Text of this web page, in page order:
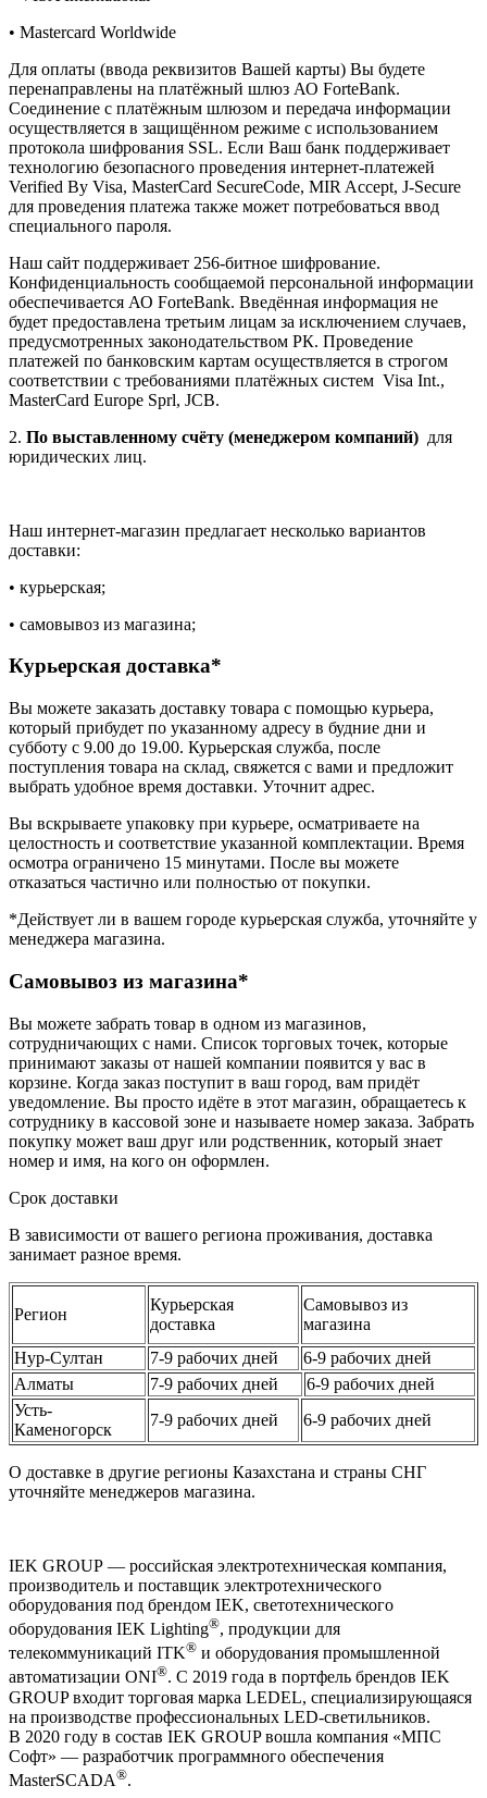
• Mastercard Worldwide
Для оплаты (ввода реквизитов Вашей карты) Вы будете
перенаправлены на платёжный шлюз АО ForteBank.
Соединение с платёжным шлюзом и передача информации
осуществляется в защищённом режиме с использованием
протокола шифрования SSL. Если Ваш банк поддерживает
технологию безопасного проведения интернет-платежей
Verified By Visa, MasterCard SecureCode, MIR Accept, J-Secure
для проведения платежа также может потребоваться ввод
специального пароля.
Наш сайт поддерживает 256-битное шифрование.
Конфиденциальность сообщаемой персональной информации
обеспечивается АО ForteBank. Введённая информация не
будет предоставлена третьим лицам за исключением случаев,
предусмотренных законодательством РК. Проведение
платежей по банковским картам осуществляется в строгом
соответствии с требованиями платёжных систем Visa Int.,
MasterCard Europe Sprl, JCB.
2. По выставленному счёту (менеджером компаний) для
юридических лиц.
Наш интернет-магазин предлагает несколько вариантов
доставки:
• курьерская;
• самовывоз из магазина;
Курьерская доставка*
Вы можете заказать доставку товара с помощью курьера,
который прибудет по указанному адресу в будние дни и
субботу с 9.00 до 19.00. Курьерская служба, после
поступления товара на склад, свяжется с вами и предложит
выбрать удобное время доставки. Уточнит адрес.
Вы вскрываете упаковку при курьере, осматриваете на
целостность и соответствие указанной комплектации. Время
осмотра ограничено 15 минутами. После вы можете
отказаться частично или полностью от покупки.
*Действует ли в вашем городе курьерская служба, уточняйте у
менеджера магазина.
Самовывоз из магазина*
Вы можете забрать товар в одном из магазинов,
сотрудничающих с нами. Список торговых точек, которые
принимают заказы от нашей компании появится у вас в
корзине. Когда заказ поступит в ваш город, вам придёт
уведомление. Вы просто идёте в этот магазин, обращаетесь к
сотруднику в кассовой зоне и называете номер заказа. Забрать
покупку может ваш друг или родственник, который знает
номер и имя, на кого он оформлен.
Срок доставки
В зависимости от вашего региона проживания, доставка
занимает разное время.
Регион
Курьерская
доставка
Самовывоз из
магазина
Нур-Султан
7-9 рабочих дней
6-9 рабочих дней
Алматы
7-9 рабочих дней
6-9 рабочих дней
Усть-
Каменогорск
7-9 рабочих дней 6-9 рабочих дней
О доставке в другие регионы Казахстана и страны СНГ
уточняйте менеджеров магазина.
IEK GROUP — российская электротехническая компания,
производитель и поставщик электротехнического
оборудования под брендом IEK, светотехнического
оборудования IEK Lighting®, продукции для
телекоммуникаций ITK® и оборудования промышленной
автоматизации ONI®. С 2019 года в портфель брендов IEK
GROUP входит торговая марка LEDEL, специализирующаяся
на производстве профессиональных LED-светильников.
В 2020 году в состав IEK GROUP вошла компания «МПС
Софт» — разработчик программного обеспечения
MasterSCADA®.